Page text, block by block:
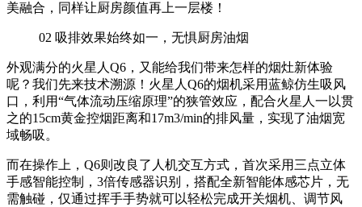
美融合，同样让厨房颜值再上一层楼！
02 吸排效果始终如一，无惧厨房油烟
外观满分的火星人Q6，又能给我们带来怎样的烟灶新体验
呢？我们先来技术溯源！火星人Q6的烟机采用蓝鲸仿生吸风
口，利用“气体流动压缩原理”的狭管效应，配合火星人一以贯
之的15cm黄金控烟距离和17m3/min的排风量，实现了油烟宽
域畅吸。
而在操作上，Q6则改良了人机交互方式，首次采用三点立体
手感智能控制，3倍传感器识别，搭配全新智能体感芯片，无
需触碰，仅通过挥手手势就可以轻松完成开关烟机、调节风